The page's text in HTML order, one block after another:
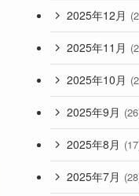
2025年12月
2025年11月
2025年10月
2025年9月
2025年8月
2025年7月